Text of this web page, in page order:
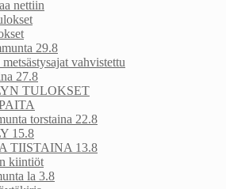
nettiin
29.8
vahvistettu
27.8
TULOKSET
torstaina 22.8
15.8
TIISTAINA 13.8
kiintiöt
la 3.8